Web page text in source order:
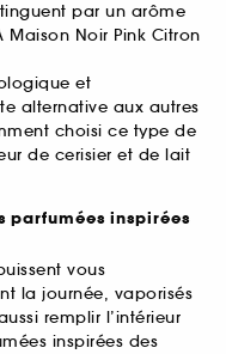
par un arôme
Maison Noir Pink Citron
et
alternative aux autres
choisi ce type de
de cerisier et de lait
parfumées inspirées
vous
la journée, vaporisés
remplir l’intérieur
inspirées des